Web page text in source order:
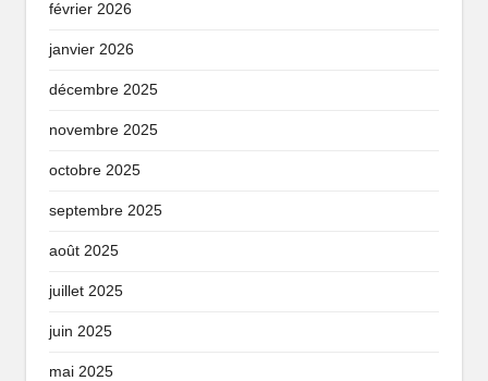
février 2026
janvier 2026
décembre 2025
novembre 2025
octobre 2025
septembre 2025
août 2025
juillet 2025
juin 2025
mai 2025